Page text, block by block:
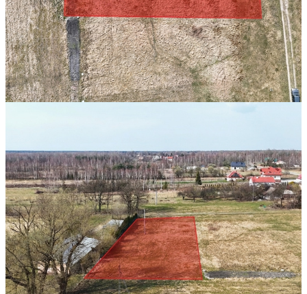
OPIS
BRATKOWICE! DZIAŁKA 14,4 AR!
Wyłączniew ofercieStoprocent
Nieruchomościprezentujemy nieruchomość gruntową o
powierzchni14,4 arów, która stanowi idealną bazę pod
wymarzonego domu jednorodzinnego.
Główne informacje o nieruchomości:
Powierzchnia:14,47 ar przestrzeni dającej ogromne